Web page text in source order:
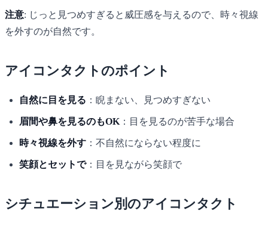
注意: じっと見つめすぎると威圧感を与えるので、時々視線
を外すのが自然です。
アイコンタクトのポイント
自然に目を見る ：睨まない、見つめすぎない
眉間や鼻を見るのもOK ：目を見るのが苦手な場合
時々視線を外す ：不自然にならない程度に
笑顔とセットで：目を見ながら笑顔で
シチュエーション別のアイコンタクト